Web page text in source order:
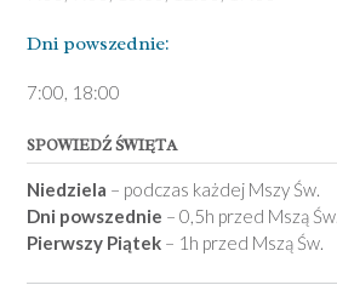
Dni pows­zednie:
7­:00, 18:00­
SPOWIEDŹ ŚWIĘTA
Niedziela – podczas każdej Mszy Św.
Dni powszednie – 0,5h przed Mszą Św.
Pierwszy Piątek – 1h przed Mszą Św.